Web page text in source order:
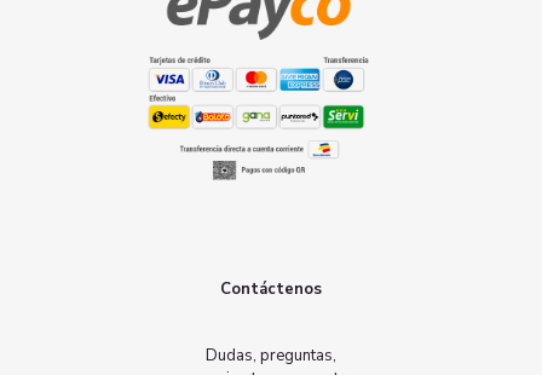
Contáctenos
Dudas, preguntas,